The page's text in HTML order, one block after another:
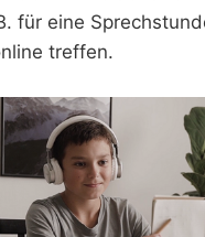
für eine
treffen.